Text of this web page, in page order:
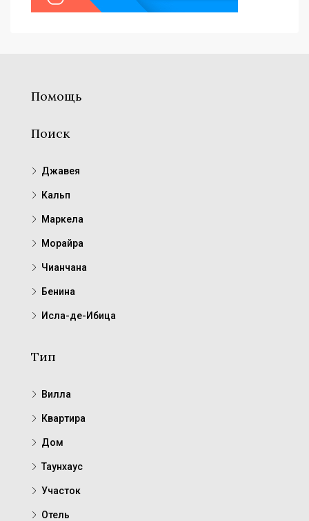
Помощь
Поиск
Джавея
Кальп
Маркела
Морайра
Чианчана
Бенина
Исла-де-Ибица
Тип
Вилла
Квартира
Дом
Таунхаус
Участок
Отель